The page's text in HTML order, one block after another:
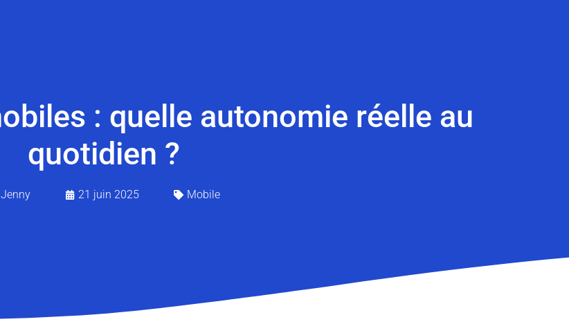
: quelle autonomie réelle au
quotidien ?
Jenny 21 juin 2025 Mobile